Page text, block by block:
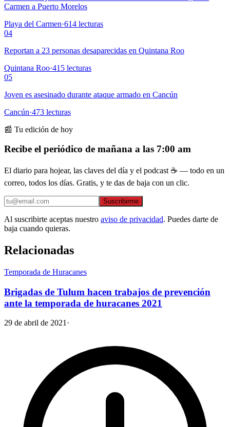
Carmen a Puerto Morelos
Playa del Carmen·614 lecturas
04
Reportan a 23 personas desaparecidas en Quintana Roo
Quintana Roo·415 lecturas
05
Joven es asesinado durante ataque armado en Cancún
Cancún·473 lecturas
📰 Tu edición de hoy
Recibe el periódico de mañana a las 7:00 am
El diario para hojear, las claves del día y el podcast ☕ — todo en un
correo, todos los días. Gratis, y te das de baja con un clic.
Suscribirme
Al suscribirte aceptas nuestro aviso de privacidad. Puedes darte de
baja cuando quieras.
Relacionadas
Temporada de Huracanes
Brigadas de Tulum hacen trabajos de prevención
ante la temporada de huracanes 2021
29 de abril de 2021 ·